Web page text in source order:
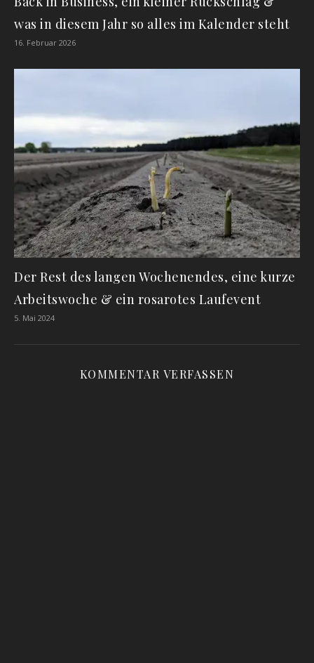
was in diesem Jahr so alles im Kalender steht
16. Februar 2026
Der Rest des langen Wochenendes, eine kurze
Arbeitswoche & ein rosarotes Laufevent
5. Mai 2024
KOMMENTAR VERFASSEN